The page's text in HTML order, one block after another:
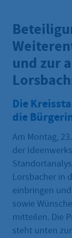
und zur
Die
die
Am Montag,
der
Lorsbacher in
einbringen
sowie
mitteilen. Die
steht unten